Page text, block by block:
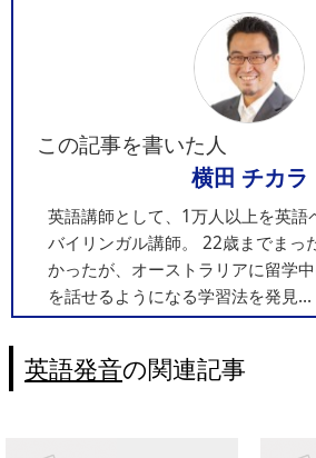
この記事を書いた人
横田 チカラ
英語講師として、1万人以上を英語
バイリンガル講師。 22歳までまっ
かったが、オーストラリアに留学
を話せるようになる学習法を発見...
英語発音の関連記事